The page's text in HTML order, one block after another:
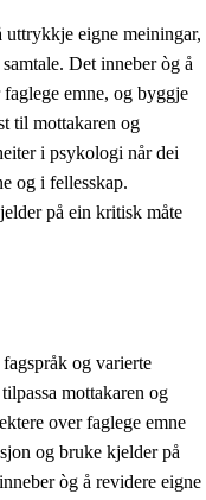
eigne meiningar,
Det inneber òg å
emne, og byggje
til mottakaren og
i psykologi når dei
og i fellesskap.
på ein kritisk måte
og varierte
mottakaren og
over faglege emne
og bruke kjelder på
òg å revidere eigne